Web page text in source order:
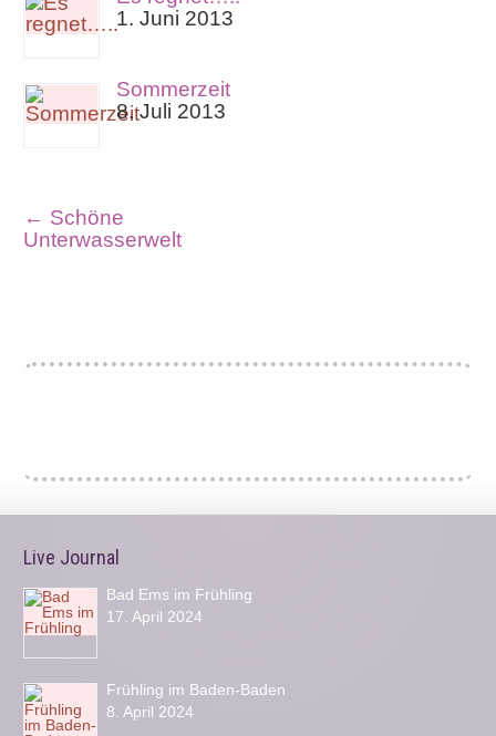
1. Juni 2013
Sommerzeit
8. Juli 2013
← Schöne
Unterwasserwelt
Live Journal
Bad Ems im Frühling
17. April 2024
Frühling im Baden-Baden
8. April 2024